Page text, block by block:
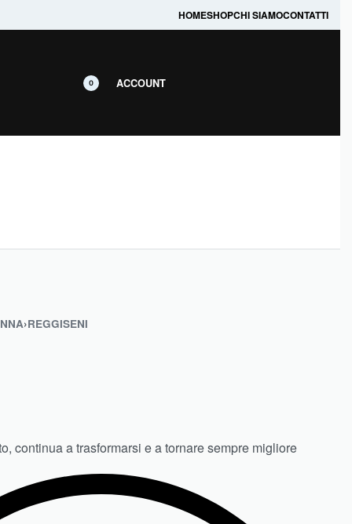
HOMESHOPCHI SIAMOCONTATTI
0 ACCOUNT
›REGGISENI
continua a trasformarsi e a tornare sempre migliore